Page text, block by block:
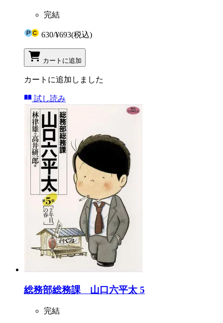
完結
630/¥693(税込)
カートに追加
カートに追加しました
試し読み
総務部総務課 山口六平太 5
完結